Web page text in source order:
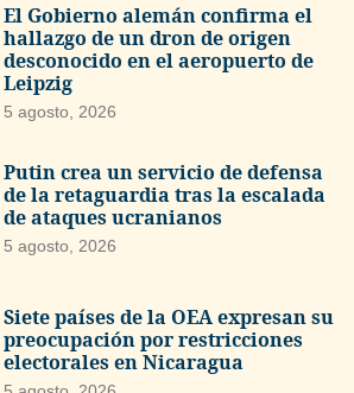
El Gobierno alemán confirma el
hallazgo de un dron de origen
desconocido en el aeropuerto de
Leipzig
5 agosto, 2026
Putin crea un servicio de defensa
de la retaguardia tras la escalada
de ataques ucranianos
5 agosto, 2026
Siete países de la OEA expresan su
preocupación por restricciones
electorales en Nicaragua